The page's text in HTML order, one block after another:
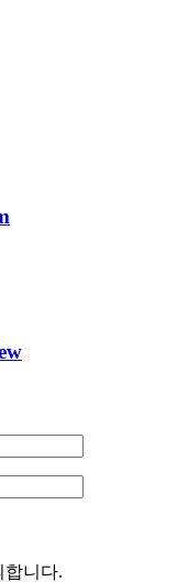
합니다.